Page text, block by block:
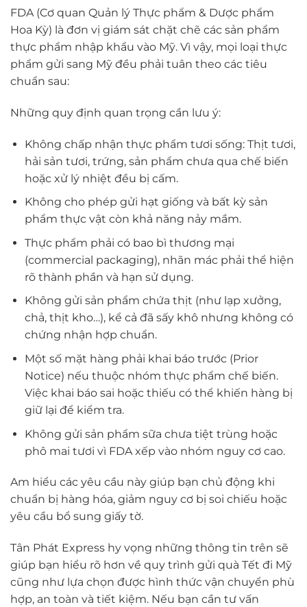
FDA (Cơ quan Quản lý Thực phẩm & Dược phẩm
Hoa Kỳ) là đơn vị giám sát chặt chẽ các sản phẩm
thực phẩm nhập khẩu vào Mỹ. Vì vậy, mọi loại thực
phẩm gửi sang Mỹ đều phải tuân theo các tiêu
chuẩn sau:
Những quy định quan trọng cần lưu ý:
Không chấp nhận thực phẩm tươi sống: Thịt tươi,
hải sản tươi, trứng, sản phẩm chưa qua chế biến
hoặc xử lý nhiệt đều bị cấm.
Không cho phép gửi hạt giống và bất kỳ sản
phẩm thực vật còn khả năng nảy mầm.
Thực phẩm phải có bao bì thương mại
(commercial packaging), nhãn mác phải thể hiện
rõ thành phần và hạn sử dụng.
Không gửi sản phẩm chứa thịt (như lạp xưởng,
chả, thịt kho…), kể cả đã sấy khô nhưng không có
chứng nhận hợp chuẩn.
Một số mặt hàng phải khai báo trước (Prior
Notice) nếu thuộc nhóm thực phẩm chế biến.
Việc khai báo sai hoặc thiếu có thể khiến hàng bị
giữ lại để kiểm tra.
Không gửi sản phẩm sữa chưa tiệt trùng hoặc
phô mai tươi vì FDA xếp vào nhóm nguy cơ cao.
Am hiểu các yêu cầu này giúp bạn chủ động khi
chuẩn bị hàng hóa, giảm nguy cơ bị soi chiếu hoặc
yêu cầu bổ sung giấy tờ.
Tân Phát Express hy vọng những thông tin trên sẽ
giúp bạn hiểu rõ hơn về quy trình gửi quà Tết đi Mỹ
cũng như lựa chọn được hình thức vận chuyển phù
hợp, an toàn và tiết kiệm. Nếu bạn cần tư vấn